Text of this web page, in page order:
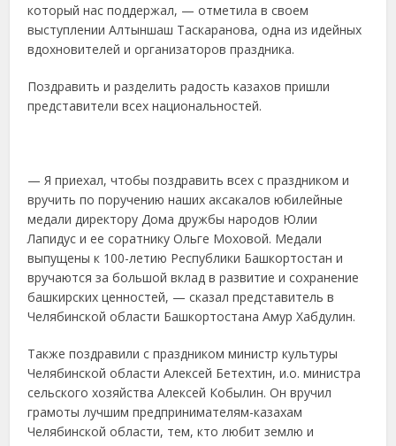
который нас поддержал, — отметила в своем
выступлении Алтыншаш Таскаранова, одна из идейных
вдохновителей и организаторов праздника.
Поздравить и разделить радость казахов пришли
представители всех национальностей.
— Я приехал, чтобы поздравить всех с праздником и
вручить по поручению наших аксакалов юбилейные
медали директору Дома дружбы народов Юлии
Лапидус и ее соратнику Ольге Моховой. Медали
выпущены к 100-летию Республики Башкортостан и
вручаются за большой вклад в развитие и сохранение
башкирских ценностей, — сказал представитель в
Челябинской области Башкортостана Амур Хабдулин.
Также поздравили с праздником министр культуры
Челябинской области Алексей Бетехтин, и.о. министра
сельского хозяйства Алексей Кобылин. Он вручил
грамоты лучшим предпринимателям-казахам
Челябинской области, тем, кто любит землю и